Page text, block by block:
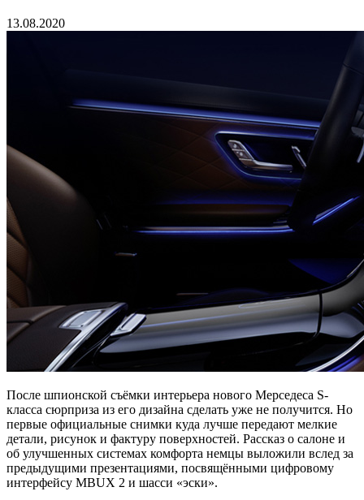
13.08.2020
После шпионской съёмки интерьера нового Мерседеса S-
класса сюрприза из его дизайна сделать уже не получится. Но
первые официальные снимки куда лучше передают мелкие
детали, рисунок и фактуру поверхностей. Рассказ о салоне и
об улучшенных системах комфорта немцы выложили вслед за
предыдущими презентациями, посвящёнными цифровому
интерфейсу MBUX 2 и шасси «эски».